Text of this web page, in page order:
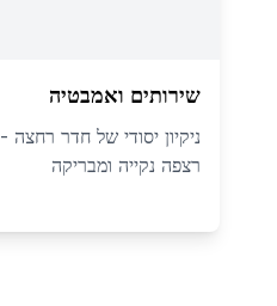
שירותים ואמבטיה
ניקיון יסודי של חדר רחצה -
רצפה נקייה ומבריקה